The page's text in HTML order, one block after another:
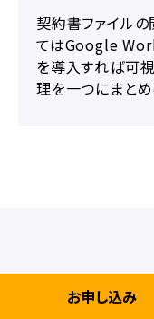
契約書ファイル
てはGoogle
を導入すれば可
理を一つにまとめ
お申し込み